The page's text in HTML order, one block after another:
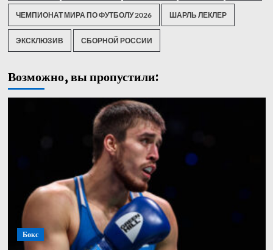
ЧЕМПИОНАТ МИРА ПО ФУТБОЛУ 2026 ШАРЛЬ ЛЕКЛЕР
ЭКСКЛЮЗИВ СБОРНОЙ РОССИИ
Возможно, вы пропустили:
Бокс